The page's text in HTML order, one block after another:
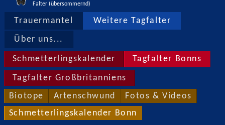
Falter (übersommernd)
Trauermantel Weitere Tagfalter
Über uns...
Schmetterlingskalender Tagfalter Bonns
Tagfalter Großbritanniens
Biotope Artenschwund Fotos & Videos
Schmetterlingskalender Bonn